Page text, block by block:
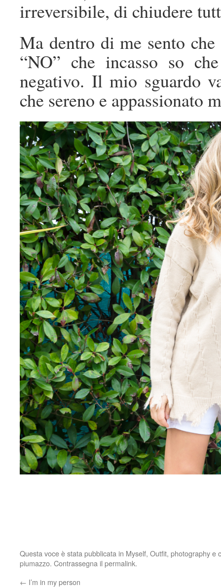
irreversibile, di chiudere
Ma dentro di me sento
“NO” che incasso so
negativo. Il mio sguardo
che sereno e appassionato
Questa voce è stata pubblicata in Myself, Outfit, photographye
piumazzo. Contrassegna il permalink.
← I’m in my person